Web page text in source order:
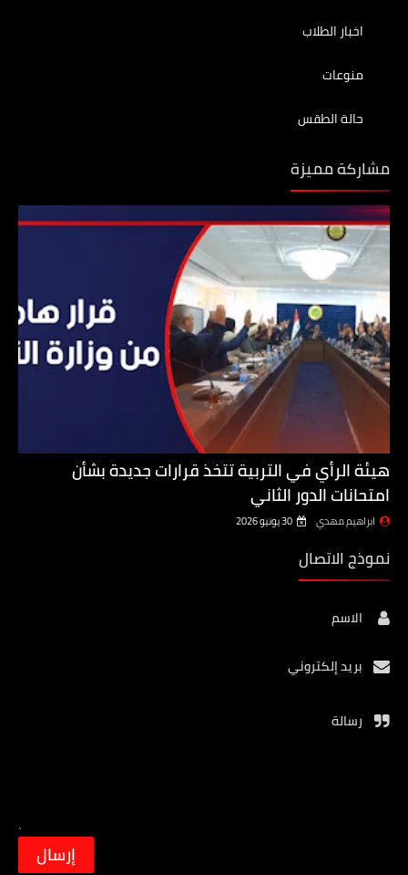
اخبار الطلاب
منوعات
حالة الطقس
مشاركة مميزة
هيئة الرأي في التربية تتخذ قرارات جديدة بشأن
امتحانات الدور الثاني
ابراهيم مهدي 30 يونيو 2026
نموذج الاتصال
الاسم
بريد إلكتروني
رسالة